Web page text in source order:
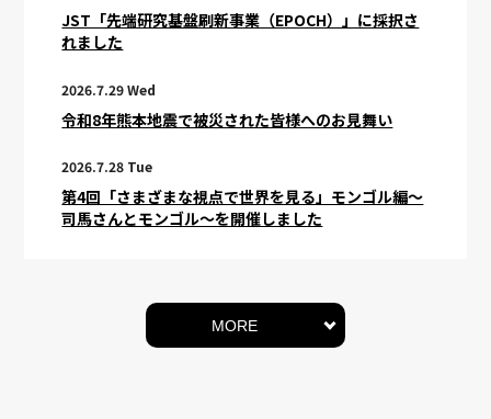
JST「先端研究基盤刷新事業（EPOCH）」に採択さ
れました
2026.7.29 Wed
令和8年熊本地震で被災された皆様へのお見舞い
2026.7.28 Tue
第4回「さまざまな視点で世界を見る」モンゴル編～
司馬さんとモンゴル～を開催しました
MORE